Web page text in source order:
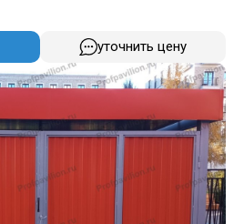
уточнить цену